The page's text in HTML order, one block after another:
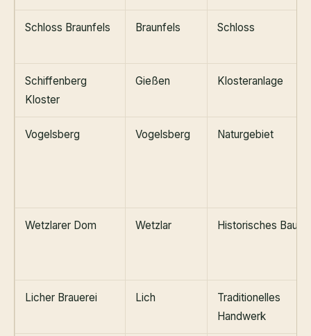
Schloss Braunfels Braunfels Schloss
Schiffenberg
Kloster
Gießen Klosteranlage
Vogelsberg Vogelsberg Naturgebiet
Wetzlarer Dom Wetzlar Historisches
Licher Brauerei Lich
Traditionelles
Handwerk